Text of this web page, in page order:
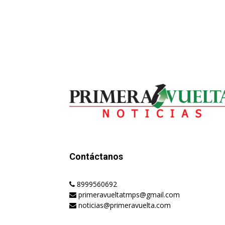
Contáctanos
8999560692
primeravueltatmps@gmail.com
noticias@primeravuelta.com